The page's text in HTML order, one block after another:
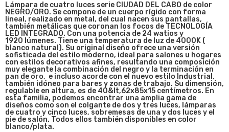
Lámpara de cuatro luces serie CIUDAD DEL CABO de color
NEGRO/ORO. Se compone de un cuerpo rígido con forma
lineal, realizado en metal, del cual nacen sus pantallas,
también metálicas que coronan los focos de TECNOLOGÍA
LED INTEGRADO. Con una potencia de 24 watios y
1920 lúmenes. Tiene una temperatura de luz de 4000K (
blanco natural). Su original diseño ofrece una versión
sofisticada del estilo moderno, ideal para salones u hogares
con estilos decorativos afines, resultando una composición
muy elegante la combinación del negro y la terminación en
pan de oro, e incluso acorde con el nuevo estilo Industrial,
también idóneo para bares y zonas de trabajo. Su dimensión,
regulable en altura, es de 40&lt,62x85x15 centímetros. En
esta familia, podemos encontrar una amplia gama de
diseños como son el colgante de dos y tres luces, lámparas
de cuatro y cinco luces, sobremesas de una y dos luces y el
pie de salón. Todos ellos también disponibles en color
blanco/plata.